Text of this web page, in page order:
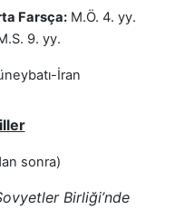
Farsça: M.Ö. 4. yy.
9. yy.
İran
sonra)
Birliği’nde